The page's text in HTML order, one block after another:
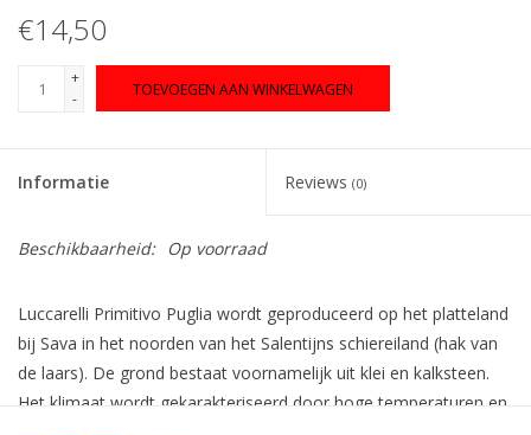
€14,50
+
-
TOEVOEGEN AAN WINKELWAGEN
Informatie Reviews (0)
Beschikbaarheid: Op voorraad
Luccarelli Primitivo Puglia wordt geproduceerd op het platteland
bij Sava in het noorden van het Salentijns schiereiland (hak van
de laars). De grond bestaat voornamelijk uit klei en kalksteen.
Het klimaat wordt gekarakteriseerd door hoge temperaturen en